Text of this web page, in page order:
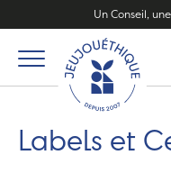
Un Conseil,
Labels et